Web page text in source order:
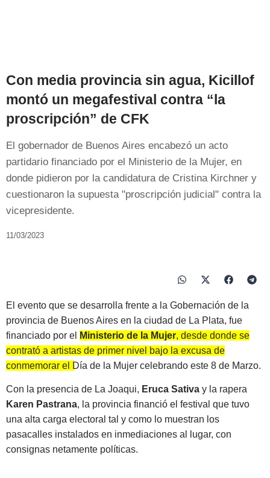
Con media provincia sin agua, Kicillof
montó un megafestival contra “la
proscripción” de CFK
El gobernador de Buenos Aires encabezó un acto
partidario financiado por el Ministerio de la Mujer, en
donde pidieron por la candidatura de Cristina Kirchner y
cuestionaron la supuesta "proscripción judicial" contra la
vicepresidente.
11/03/2023
El evento que se desarrolla frente a la Gobernación de la
provincia de Buenos Aires en la ciudad de La Plata, fue
financiado por el
Ministerio de la Mujer, desde donde se
contrató a artistas de primer nivel bajo la excusa de
conmemorar el Día de la Mujer celebrando este 8 de Marzo.
Con la presencia de La Joaqui, Eruca Sativa y la rapera
Karen Pastrana, la provincia financió el festival que tuvo
una alta carga electoral tal y como lo muestran los
pasacalles instalados en inmediaciones al lugar, con
consignas netamente políticas.